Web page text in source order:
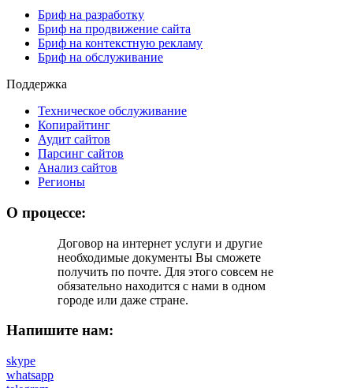
Бриф на разработку
Бриф на продвижение сайта
Бриф на контекстную рекламу
Бриф на обслуживание
Поддержка
Техническое обслуживание
Копирайтинг
Аудит сайтов
Парсинг сайтов
Анализ сайтов
Регионы
О процессе:
Договор на интернет услуги и другие
необходимые документы Вы cможете
получить по почте. Для этого совсем не
обязательно находится с нами в одном
городе или даже стране.
Напишите нам:
skype
whatsapp